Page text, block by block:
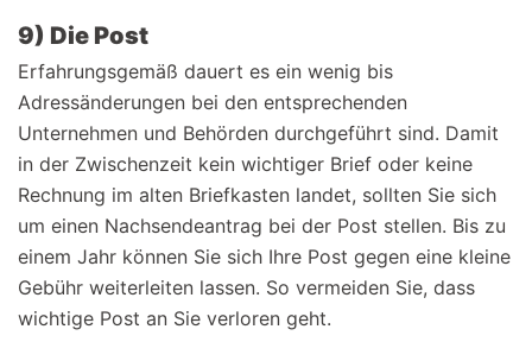
9) Die Post
Erfahrungsgemäß dauert es ein wenig bis
Adressänderungen bei den entsprechenden
Unternehmen und Behörden durchgeführt sind. Damit
in der Zwischenzeit kein wichtiger Brief oder keine
Rechnung im alten Briefkasten landet, sollten Sie sich
um einen Nachsendeantrag bei der Post stellen. Bis zu
einem Jahr können Sie sich Ihre Post gegen eine kleine
Gebühr weiterleiten lassen. So vermeiden Sie, dass
wichtige Post an Sie verloren geht.